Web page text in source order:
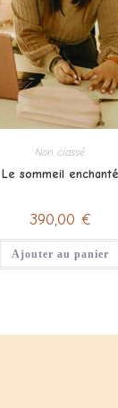
Non classé
Le sommeil enchanté
390,00 €
Ajouter au panier